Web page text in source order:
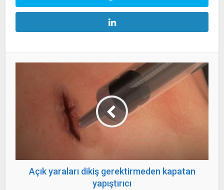
Açık yaraları dikiş gerektirmeden kapatan
yapıştırıcı